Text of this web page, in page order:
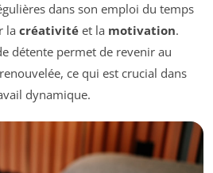
dans son emploi du temps
la créativité et la motivation.
détente permet de revenir au
ce qui est crucial dans
dynamique.